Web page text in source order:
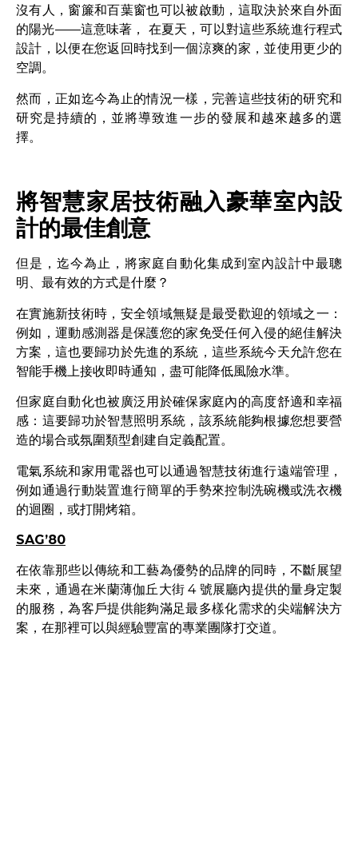
沒有人，窗簾和百葉窗也可以被啟動，這取決於來自外面
的陽光——這意味著， 在夏天，可以對這些系統進行程式
設計，以便在您返回時找到一個涼爽的家，並使用更少的
空調。
然而，正如迄今為止的情況一樣，完善這些技術的研究和
研究是持續的，並將導致進一步的發展和越來越多的選
擇。
將智慧家居技術融入豪華室內設
計的最佳創意
但是，迄今為止，將家庭自動化集成到室內設計中最聰
明、最有效的方式是什麼？
在實施新技術時，安全領域無疑是最受歡迎的領域之一：
例如，運動感測器是保護您的家免受任何入侵的絕佳解決
方案，這也要歸功於先進的系統，這些系統今天允許您在
智能手機上接收即時通知，盡可能降低風險水準。
但家庭自動化也被廣泛用於確保家庭內的高度舒適和幸福
感：這要歸功於智慧照明系統，該系統能夠根據您想要營
造的場合或氛圍類型創建自定義配置。
電氣系統和家用電器也可以通過智慧技術進行遠端管理，
例如通過行動裝置進行簡單的手勢來控制洗碗機或洗衣機
的迴圈，或打開烤箱。
SAG’80
在依靠那些以傳統和工藝為優勢的品牌的同時，不斷展望
未來，通過在米蘭薄伽丘大街 4 號展廳內提供的量身定製
的服務，為客戶提供能夠滿足最多樣化需求的尖端解決方
案，在那裡可以與經驗豐富的專業團隊打交道。